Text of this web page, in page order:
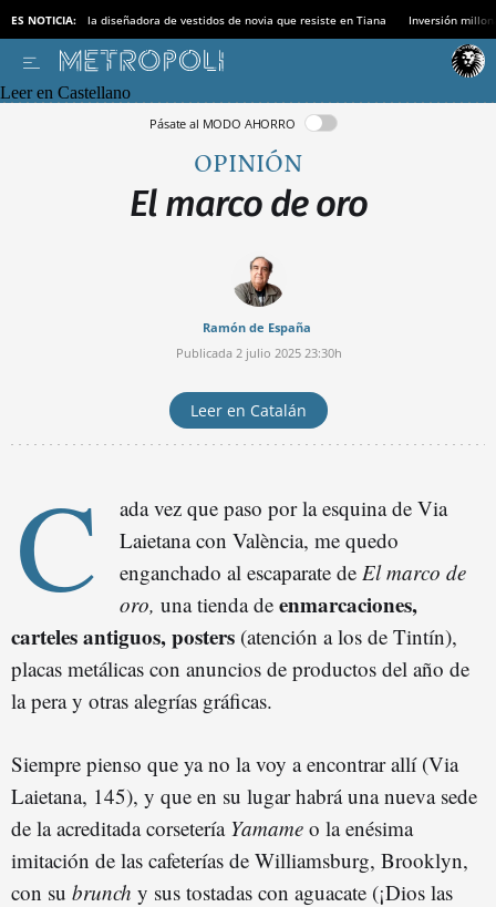
ES NOTICIA: la diseñadora de vestidos de novia que resiste en Tiana Inversión
Leer en Castellano
Pásate al MODO AHORRO
OPINIÓN
El marco de oro
Ramón de España
Publicada 2 julio 2025 23:30h
Leer en Catalán
C
ada vez que paso por la esquina de Via
Laietana con València, me quedo
enganchado al escaparate de El marco de
oro, una tienda de enmarcaciones,
carteles antiguos, posters (atención a los de Tintín),
placas metálicas con anuncios de productos del año de
la pera y otras alegrías gráficas.
Siempre pienso que ya no la voy a encontrar allí (Via
Laietana, 145), y que en su lugar habrá una nueva sede
de la acreditada corsetería Yamame o la enésima
imitación de las cafeterías de Williamsburg, Brooklyn,
con su brunch y sus tostadas con aguacate (¡Dios las